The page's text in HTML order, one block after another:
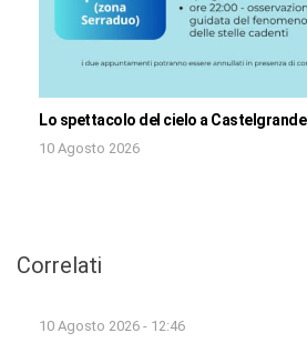
Lo spettacolo del cielo a Castelgrande
10 Agosto 2026
Correlati
10 Agosto 2026 - 12:46